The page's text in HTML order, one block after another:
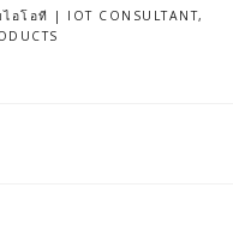
โอที | IOT CONSULTANT,